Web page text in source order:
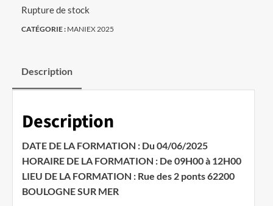
Rupture de stock
CATÉGORIE : MANIEX 2025
Description
Description
DATE DE LA FORMATION : Du 04/06/2025
HORAIRE DE LA FORMATION : De 09H00 à 12H00
LIEU DE LA FORMATION : Rue des 2 ponts 62200
BOULOGNE SUR MER